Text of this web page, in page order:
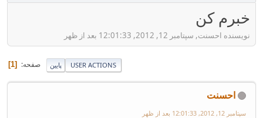
خبرم کن
نویسنده احسنت, سپتامبر 12, 2012, 12:01:33 بعد از ظهر
پایین صفحه 1 USER ACTIONS
احسنت
سپتامبر 12, 2012, 12:01:33 بعد از ظهر